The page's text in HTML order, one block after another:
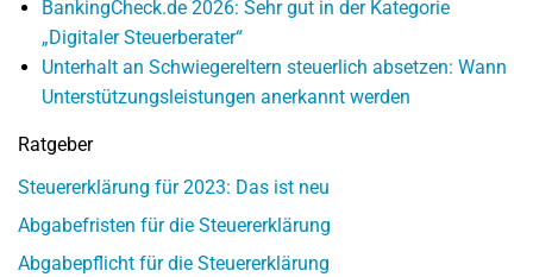
BankingCheck.de 2026: Sehr gut in der Kategorie
„Digitaler Steuerberater“
Unterhalt an Schwiegereltern steuerlich absetzen: Wann
Unterstützungsleistungen anerkannt werden
Ratgeber
Steuererklärung für 2023: Das ist neu
Abgabefristen für die Steuererklärung
Abgabepflicht für die Steuererklärung